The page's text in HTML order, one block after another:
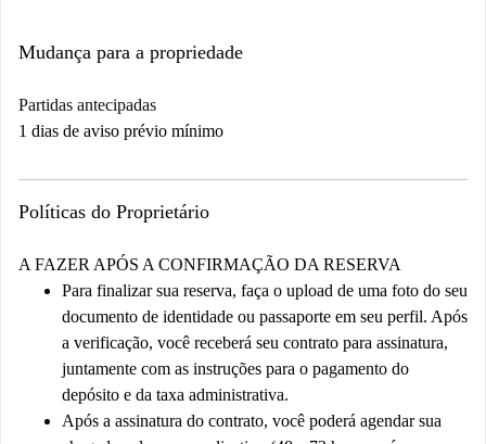
Mudança para a propriedade
Partidas antecipadas
1 dias de aviso prévio mínimo
Políticas do Proprietário
A FAZER APÓS A CONFIRMAÇÃO DA RESERVA
Para finalizar sua reserva, faça o upload de uma foto do seu
documento de identidade ou passaporte em seu perfil. Após
a verificação, você receberá seu contrato para assinatura,
juntamente com as instruções para o pagamento do
depósito e da taxa administrativa.
Após a assinatura do contrato, você poderá agendar sua